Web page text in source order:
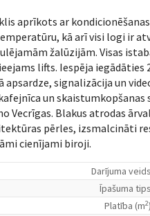
aprīkots ar
kā arī visi logi ir
žalūzijām. Visas
lifts. Iespēja iegādāties
signalizācija un
un skaistumkopšanas
Vecrīgas. Blakus atrodas
pērles, izsmalcināti
cienījami biroji.
Darījuma
Īpašuma
Platība (m2